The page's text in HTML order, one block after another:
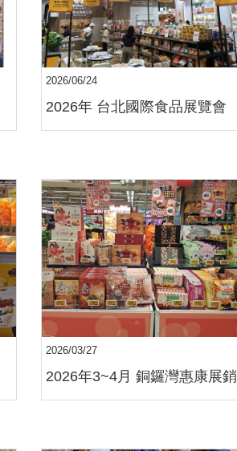
2026/06/24
2026年 台北國際食品展覽會
2026/03/27
2026年3~4月 銅鑼灣惠康展銷